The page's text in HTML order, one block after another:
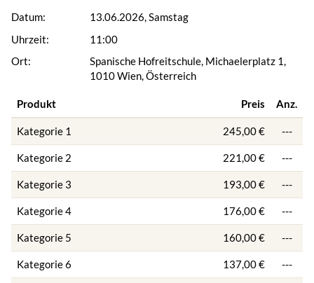
Datum:
Uhrzeit:
Ort:
13.06.2026, Samstag
11:00
Spanische Hofreitschule, Michaelerplatz 1,
1010 Wien, Österreich
Produkt Preis Anz.
Kategorie 1 245,00 € ---
Kategorie 2 221,00 € ---
Kategorie 3 193,00 € ---
Kategorie 4 176,00 € ---
Kategorie 5 160,00 € ---
Kategorie 6 137,00 € ---